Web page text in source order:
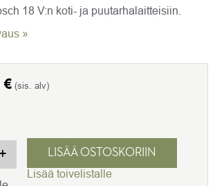
18 V:n koti- ja puutarhalaitteisiin.
»
€Nykyinen
49,90 €.
(sis. alv)
akku Gloria määrä
+
LISÄÄ OSTOSKORIIN
Lisää toivelistalle